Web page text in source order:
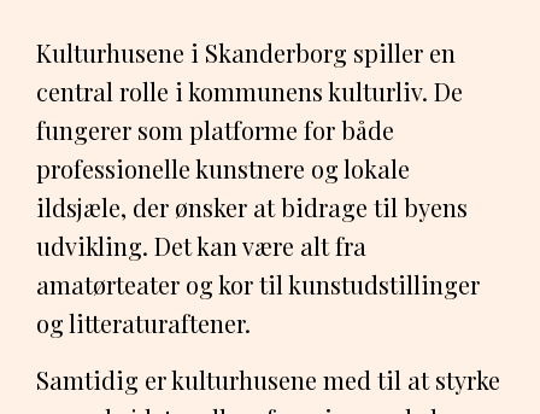
Kulturhusene i Skanderborg spiller en
central rolle i kommunens kulturliv. De
fungerer som platforme for både
professionelle kunstnere og lokale
ildsjæle, der ønsker at bidrage til byens
udvikling. Det kan være alt fra
amatørteater og kor til kunstudstillinger
og litteraturaftener.
Samtidig er kulturhusene med til at styrke